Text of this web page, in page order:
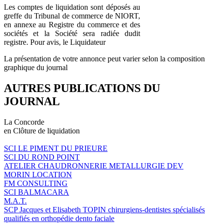
Les comptes de liquidation sont déposés au
greffe du Tribunal de commerce de NIORT,
en annexe au Registre du commerce et des
sociétés et la Société sera radiée dudit
registre. Pour avis, le Liquidateur
La présentation de votre annonce peut varier selon la composition
graphique du journal
AUTRES PUBLICATIONS DU
JOURNAL
La Concorde
en Clôture de liquidation
SCI LE PIMENT DU PRIEURE
SCI DU ROND POINT
ATELIER CHAUDRONNERIE METALLURGIE DEV
MORIN LOCATION
FM CONSULTING
SCI BALMACARA
M.A.T.
SCP Jacques et Elisabeth TOPIN chirurgiens-dentistes spécialisés
qualifiés en orthopédie dento faciale